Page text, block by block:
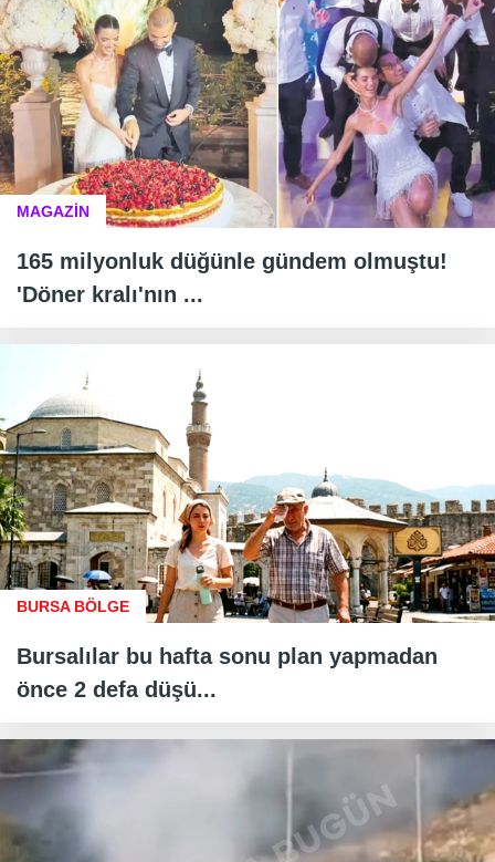
MAGAZİN
165 milyonluk düğünle gündem olmuştu!
'Döner kralı'nın ...
BURSA BÖLGE
Bursalılar bu hafta sonu plan yapmadan
önce 2 defa düşü...